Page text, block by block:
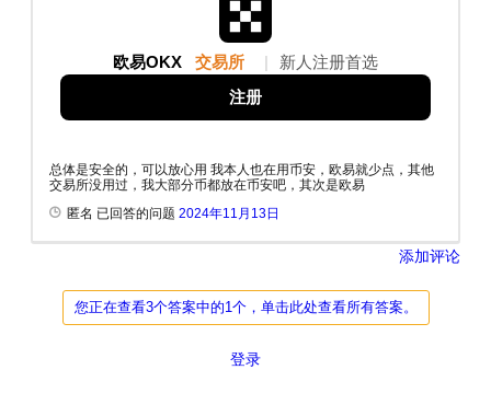
欧易OKX 交易所 新人注册首选
注册
总体是安全的，可以放心用 我本人也在用币安，欧易就少点，其他
交易所没用过，我大部分币都放在币安吧，其次是欧易
匿名 已回答的问题 2024年11月13日
添加评论
您正在查看3个答案中的1个，单击此处查看所有答案。
登录